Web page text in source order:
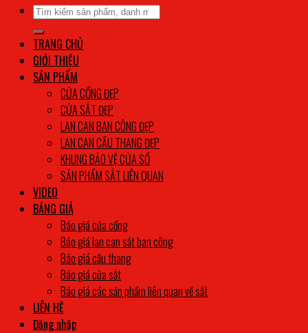
Tìm
kiếm:
TRANG CHỦ
GIỚI THIỆU
SẢN PHẨM
CỬA CỔNG ĐẸP
CỬA SẮT ĐẸP
LAN CAN BAN CÔNG ĐẸP
LAN CAN CẦU THANG ĐẸP
KHUNG BẢO VỆ CỬA SỔ
SẢN PHẨM SẮT LIÊN QUAN
VIDEO
BẢNG GIÁ
Báo giá cửa cổng
Báo giá lan can sắt ban công
Báo giá cầu thang
Báo giá cửa sắt
Báo giá các sản phẩm liên quan về sắt
LIÊN HỆ
Đăng nhập